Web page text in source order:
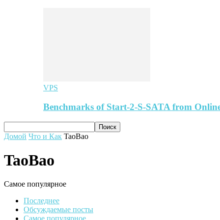
VPS
Benchmarks of Start-2-S-SATA from
Домой Что и Как TaoBao
TaoBao
Самое популярное
Последнее
Обсуждаемые посты